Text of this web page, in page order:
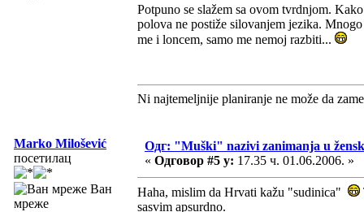
Potpuno se slažem sa ovom tvrdnjom.
polova ne postiže silovanjem jezika.
me i loncem, samo me nemoj razbiti...
Ni najtemeljnije planiranje ne može da
Marko Milošević
посетилац
Ван
мреже
Одг: "Muški" nazivi zanimanja u
« Одговор #5 у: 17.35 ч. 01.06.2006. »
Haha, mislim da Hrvati kažu "sudinica"
sasvim apsurdno.